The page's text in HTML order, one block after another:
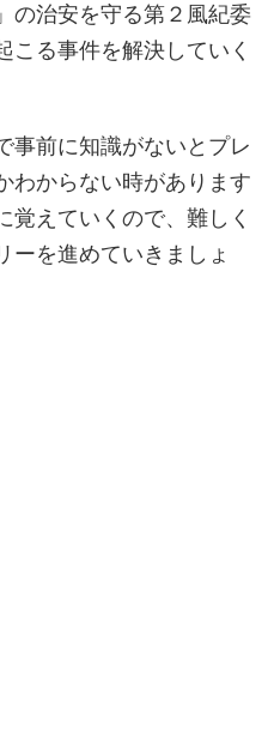
の治安を守る第２風紀委
こる事件を解決していく
事前に知識がないとプレ
わからない時があります
覚えていくので、難しく
ーを進めていきましょ